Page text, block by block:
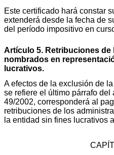
Este certificado hará constar
extenderá desde la fecha de
del período impositivo en
Artículo 5. Retribuciones
nombrados en
lucrativos.
A efectos de la exclusión de
se refiere el último párrafo del
49/2002, corresponderá al
retribuciones de los
la entidad sin fines lucrativos